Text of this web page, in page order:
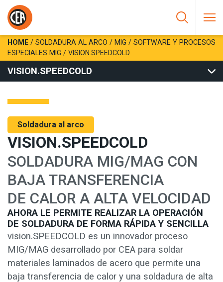
Saltar al contenido
HOME / SOLDADURA AL ARCO / MIG / SOFTWARE Y PROCESOS
ESPECIALES MIG / VISION.SPEEDCOLD
VISION.SPEEDCOLD
Soldadura al arco
VISION.SPEEDCOLD
SOLDADURA MIG/MAG CON
BAJA TRANSFERENCIA
DE CALOR A ALTA VELOCIDAD
AHORA LE PERMITE REALIZAR LA OPERACIÓN
DE SOLDADURA DE FORMA RÁPIDA Y SENCILLA
vision.SPEEDCOLD es un innovador proceso
MIG/MAG desarrollado por CEA para soldar
materiales laminados de acero que permite una
baja transferencia de calor y una soldadura de alta